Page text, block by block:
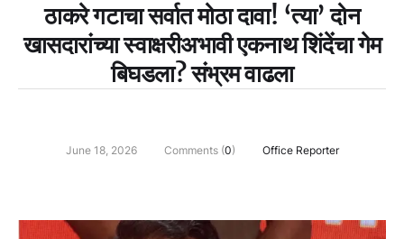
ठाकरे गटाचा सर्वात मोठा दावा! ‘त्या’ दोन
खासदारांच्या स्वाक्षरीअभावी एकनाथ शिंदेंचा गेम
बिघडला? संभ्रम वाढला
June 18, 2026 Comments (0) Office Reporter